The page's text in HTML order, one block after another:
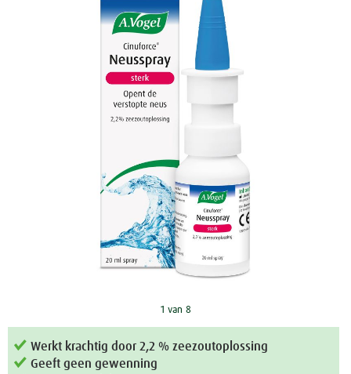
1 van 8
Werkt krachtig door 2,2 % zeezoutoplossing
Geeft geen gewenning